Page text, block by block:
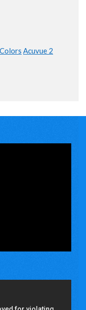
Acuvue 2